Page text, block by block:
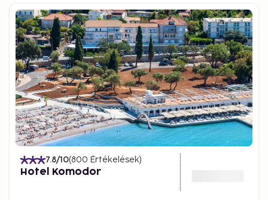
With its unique combination of history, culture, and
natural beauty, Dubrovnik is a destination offering
something for everyone. Plan your trip and let
yourself be inspired by this fantastic city on the
Adriatic Sea.
7.8/10(800 Értékelések)
Hotel Komodor